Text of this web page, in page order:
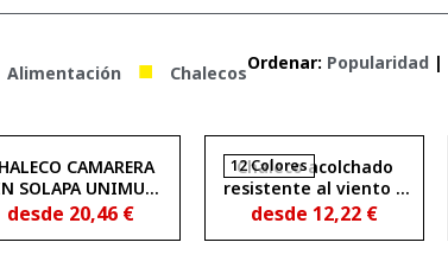
Alimentación ■ ChalecosOrdenar: Popularidad|
CAMARERA
SOLAPA UNIMUR
CLASSIC 3500100
desde 20,46 €
12 Colores
Chaleco acolchado
resistente al viento y
repelente al agua
OSLO
desde 12,22 €